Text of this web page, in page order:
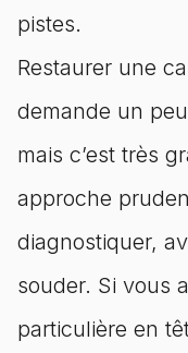
pistes.
Restaurer une
demande un
mais c’est très
approche
diagnostiquer,
souder. Si vous
particulière en